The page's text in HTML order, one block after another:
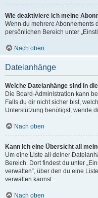
Wie deaktiviere ich meine
Wenn du mehrere Abonnements
persönlichen Bereich unter
Nach oben
Dateianhänge
Welche Dateianhänge sind in
Die Board-Administration kann
Falls du dir nicht sicher bist,
Unterstützung benötigst, wende
Nach oben
Kann ich eine Übersicht all
Um eine Liste all deiner
Bereich. Dort findest du unter
verwalten“, über den du eine
verwalten kannst.
Nach oben